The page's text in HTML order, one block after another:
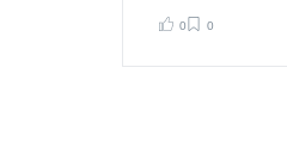
0 0